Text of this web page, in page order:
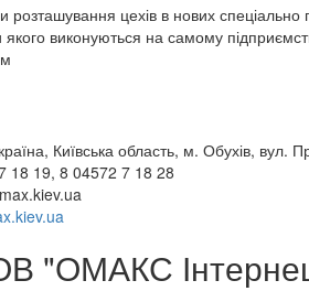
цехів в нових
якого виконуються на самому
Київська область, м. Обухів, вул.
18 19, 8 04572 7 18 28
"ОМАКС